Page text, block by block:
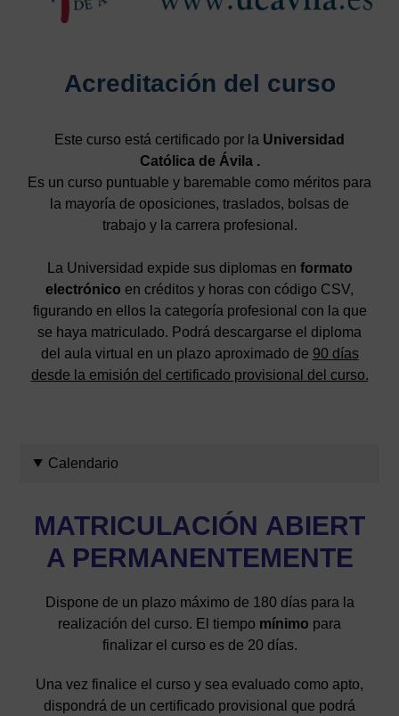
Acreditación del curso
Este curso está certificado por la Universidad
Católica de Ávila .
Es un curso puntuable y baremable como méritos para
la mayoría de oposiciones, traslados, bolsas de
trabajo y la carrera profesional.
La Universidad expide sus diplomas en formato
electrónico en créditos y horas con código CSV,
figurando en ellos la categoría profesional con la que
se haya matriculado. Podrá descargarse el diploma
del aula virtual en un plazo aproximado de 90 días
desde la emisión del certificado provisional del curso.
Calendario
MATRICULACIÓN ABIERT
A PERMANENTEMENTE
Dispone de un plazo máximo de 180 días para la
realización del curso. El tiempo mínimo para
finalizar el curso es de 20 días.
Una vez finalice el curso y sea evaluado como apto,
dispondrá de un certificado provisional que podrá